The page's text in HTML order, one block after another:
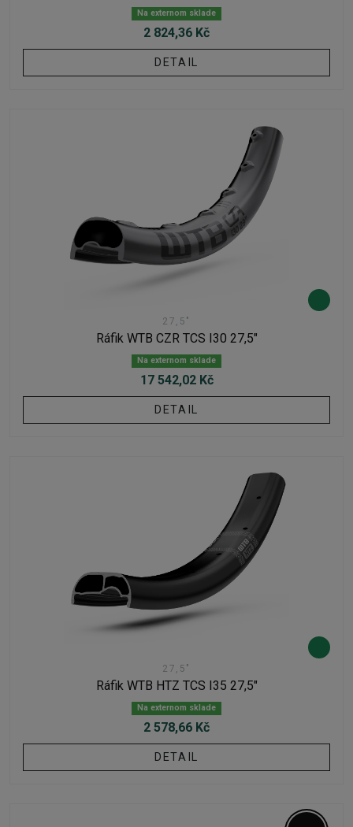
Na externom sklade
2 824,36 Kč
DETAIL
27,5"
Ráfik WTB CZR TCS I30 27,5"
Na externom sklade
17 542,02 Kč
DETAIL
27,5"
Ráfik WTB HTZ TCS I35 27,5"
Na externom sklade
2 578,66 Kč
DETAIL